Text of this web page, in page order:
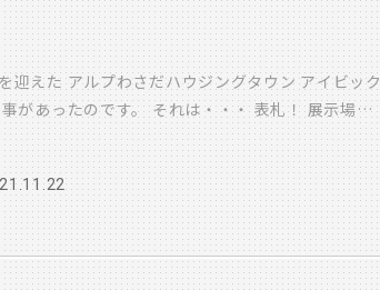
ムかフリーダイヤルでのお問合せよろしくお願い
⇓⇓⇓
迎えた アルプわさだハウジングタウン アイビック
があったのです。 それは・・・ 表札！ 展示場な
ったものだったのですが やはりつけたい！ どん
いた感じに見える アイアン調の切り文字タイプで
ってくれたのですが 社内でも意見が割れまし
ちらになったと思います！？ んー でも、今見ると
う事で 独断と偏見で私が勝手に判断し、 上の方
て先週やっと商品が入荷したと 報告があり、金曜